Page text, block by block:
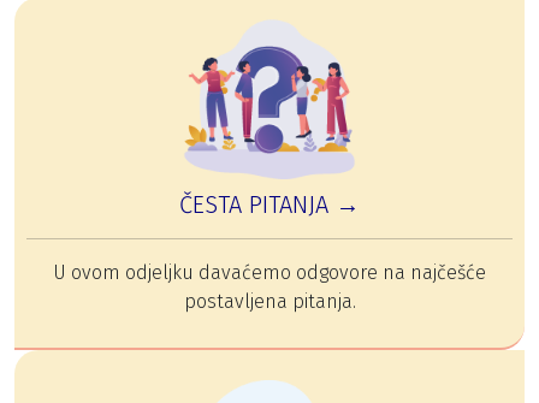
ČESTA PITANJA →
U ovom odjeljku davaćemo odgovore na najčešće
postavljena pitanja.